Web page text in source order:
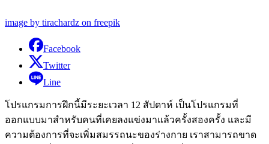
image by tirachardz on freepik
Facebook
Twitter
Line
โปรแกรมการฝึกนี้มีระยะเวลา 12 สัปดาห์ เป็นโปรแกรมที่
ออกแบบมาสำหรับคนที่เคยลงแข่งมาแล้วครั้งสองครั้ง และมี
ความต้องการที่จะเพิ่มสมรรถนะของร่างกาย เราสามารถขาด